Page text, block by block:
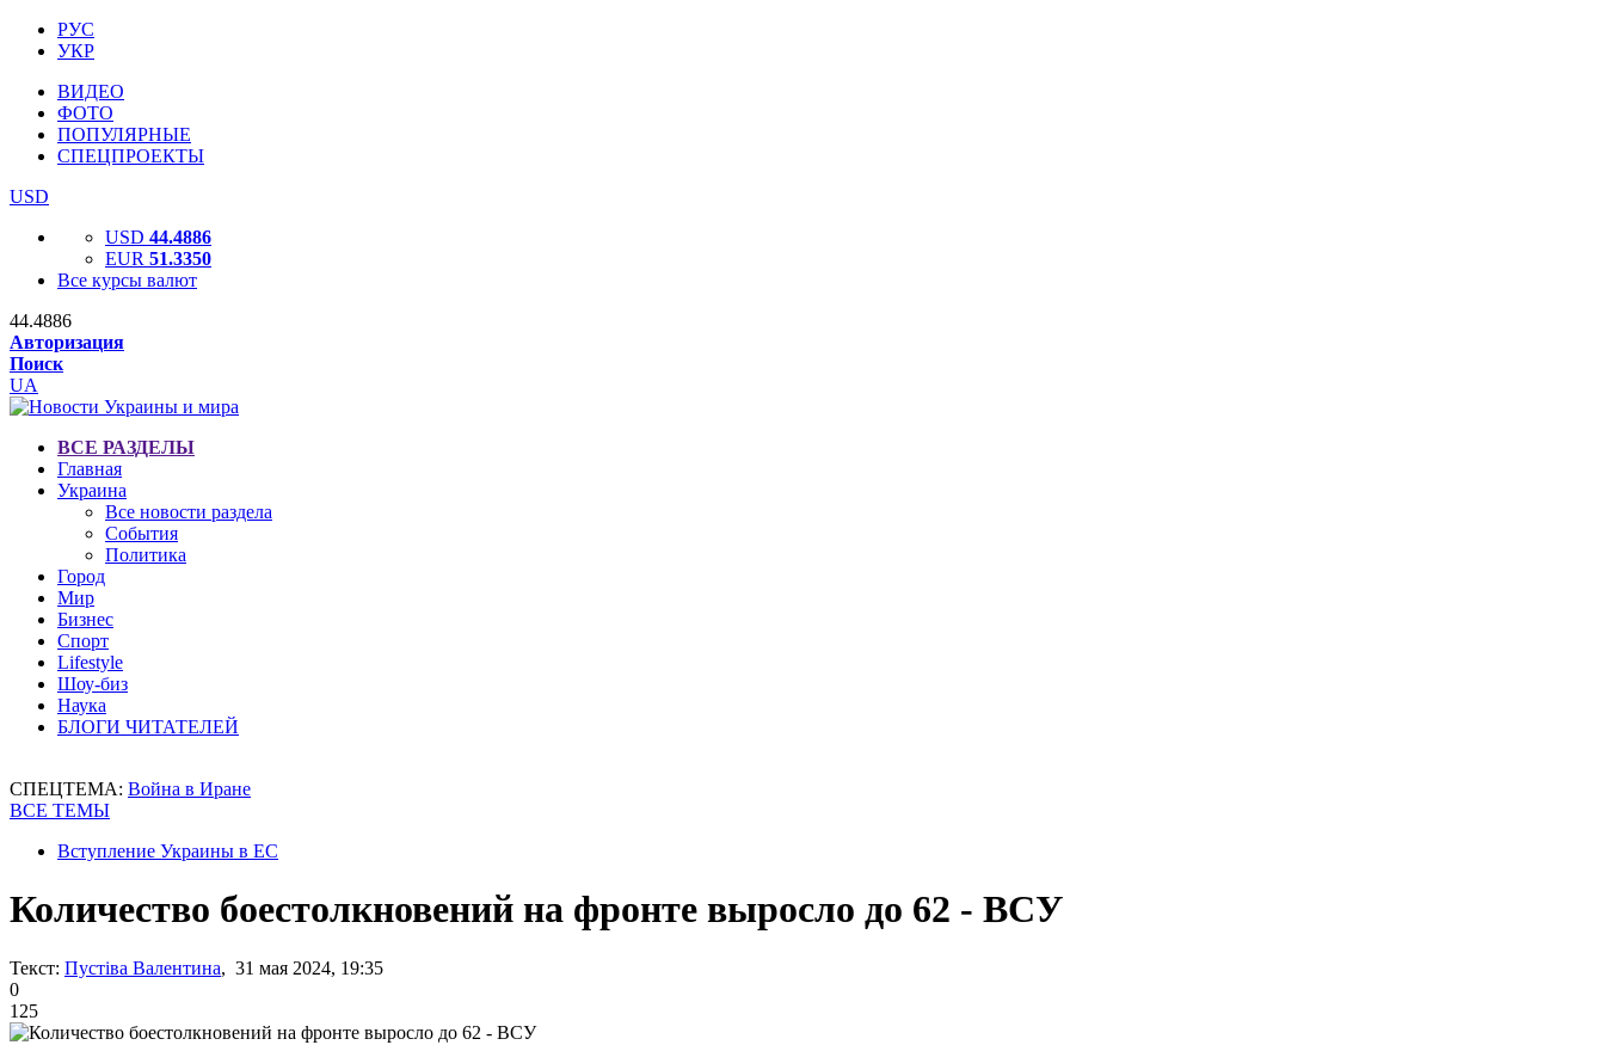
РУС
УКР
ВИДЕО
ФОТО
ПОПУЛЯРНЫЕ
СПЕЦПРОЕКТЫ
USD
USD 44.4886
EUR 51.3350
Все курсы валют
44.4886
Авторизация
Поиск
UA
ВСЕ РАЗДЕЛЫ
Главная
Украина
Все новости раздела
События
Политика
Город
Мир
Бизнес
Спорт
Lifestyle
Шоу-биз
Наука
БЛОГИ ЧИТАТЕЛЕЙ
СПЕЦТЕМА: Война в Иране
ВСЕ ТЕМЫ
Вступление Украины в ЕС
Количество боестолкновений на фронте выросло до 62 - ВСУ
Текст: Пустіва Валентина, 31 мая 2024, 19:35
0
125